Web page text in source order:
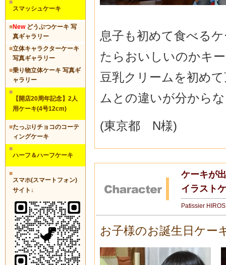
■
スマッシュケーキ
■Newどうぶつケーキ 写
真ギャラリー
■立体キャラクターケーキ
写真ギャラリー
■乗り物立体ケーキ 写真ギ
ャラリー
■
【開店20周年記念】2人
用ケーキ(4号12cm)
■たっぷりチョコのコーテ
ィングケーキ
■
ハーフ＆ハーフケーキ
■
スマホ(スマートフォン)
サイト↓
息子も初めて食べる
たらおいしいのかキ
豆乳クリームを初め
ムとの違いが分から
(東京都 N様)
ケーキが
イラスト
Patissier
お子様のお誕生日ケー